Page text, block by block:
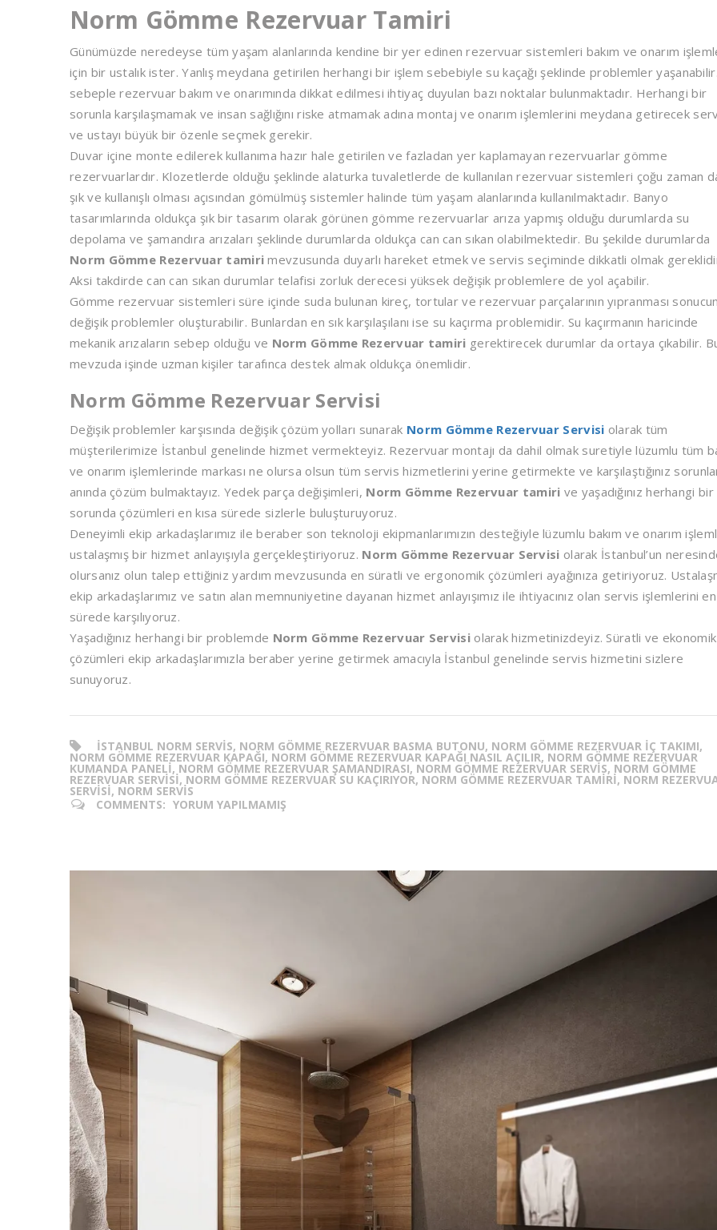
Norm Gömme Rezervuar Tamiri
Günümüzde neredeyse tüm yaşam alanlarında kendine bir yer edinen rezervuar sistemleri bakım ve onarım
için bir ustalık ister. Yanlış meydana getirilen herhangi bir işlem sebebiyle su kaçağı şeklinde problemler
sebeple rezervuar bakım ve onarımında dikkat edilmesi ihtiyaç duyulan bazı noktalar bulunmaktadır. Herhangi bir
sorunla karşılaşmamak ve insan sağlığını riske atmamak adına montaj ve onarım işlemlerini meydana getirecek
ve ustayı büyük bir özenle seçmek gerekir.
Duvar içine monte edilerek kullanıma hazır hale getirilen ve fazladan yer kaplamayan rezervuarlar gömme
rezervuarlardır. Klozetlerde olduğu şeklinde alaturka tuvaletlerde de kullanılan rezervuar sistemleri çoğu zaman
şık ve kullanışlı olması açısından gömülmüş sistemler halinde tüm yaşam alanlarında kullanılmaktadır. Banyo
tasarımlarında oldukça şık bir tasarım olarak görünen gömme rezervuarlar arıza yapmış olduğu durumlarda su
depolama ve şamandıra arızaları şeklinde durumlarda oldukça can can sıkan olabilmektedir. Bu şekilde durumlarda
Norm Gömme Rezervuar tamirimevzusunda duyarlı hareket etmek ve servis seçiminde dikkatli olmak
Aksi takdirde can can sıkan durumlar telafisi zorluk derecesi yüksek değişik problemlere de yol açabilir.
Gömme rezervuar sistemleri süre içinde suda bulunan kireç, tortular ve rezervuar parçalarının yıpranması
değişik problemler oluşturabilir. Bunlardan en sık karşılaşılanı ise su kaçırma problemidir. Su kaçırmanın haricinde
mekanik arızaların sebep olduğu ve Norm Gömme Rezervuar tamiri gerektirecek durumlar da ortaya çıkabilir.
mevzuda işinde uzman kişiler tarafınca destek almak oldukça önemlidir.
Norm Gömme Rezervuar Servisi
Değişik problemler karşısında değişik çözüm yolları sunarak Norm Gömme Rezervuar Servisi olarak tüm
müşterilerimize İstanbul genelinde hizmet vermekteyiz. Rezervuar montajı da dahil olmak suretiyle lüzumlu tüm
ve onarım işlemlerinde markası ne olursa olsun tüm servis hizmetlerini yerine getirmekte ve karşılaştığınız
anında çözüm bulmaktayız. Yedek parça değişimleri, Norm Gömme Rezervuar tamiri ve yaşadığınız herhangi bir
sorunda çözümleri en kısa sürede sizlerle buluşturuyoruz.
Deneyimli ekip arkadaşlarımız ile beraber son teknoloji ekipmanlarımızın desteğiyle lüzumlu bakım ve onarım
ustalaşmış bir hizmet anlayışıyla gerçekleştiriyoruz. Norm Gömme Rezervuar Servisi olarak İstanbul’un
olursanız olun talep ettiğiniz yardım mevzusunda en süratli ve ergonomik çözümleri ayağınıza getiriyoruz.
ekip arkadaşlarımız ve satın alan memnuniyetine dayanan hizmet anlayışımız ile ihtiyacınız olan servis işlemlerini en
sürede karşılıyoruz.
Yaşadığınız herhangi bir problemde Norm Gömme Rezervuar Servisi olarak hizmetinizdeyiz. Süratli ve ekonomik
çözümleri ekip arkadaşlarımızla beraber yerine getirmek amacıyla İstanbul genelinde servis hizmetini sizlere
sunuyoruz.
ISTANBUL NORM SERVIS, NORM GÖMME REZERVUAR BASMA BUTONU, NORM GÖMME REZERVUAR İÇ TAKIMI,
NORM GÖMME REZERVUAR KAPAĞI, NORM GÖMME REZERVUAR KAPAĞI NASIL AÇILIR, NORM GÖMME REZERVUAR
KUMANDA PANELI, NORM GÖMME REZERVUAR ŞAMANDIRASI, NORM GÖMME REZERVUAR SERVIS, NORM GÖMME
REZERVUAR SERVISI, NORM GÖMME REZERVUAR SU KAÇIRIYOR, NORM GÖMME REZERVUAR TAMIRI, NORM
SERVISI, NORM SERVIS
COMMENTS: YORUM YAPILMAMIŞ